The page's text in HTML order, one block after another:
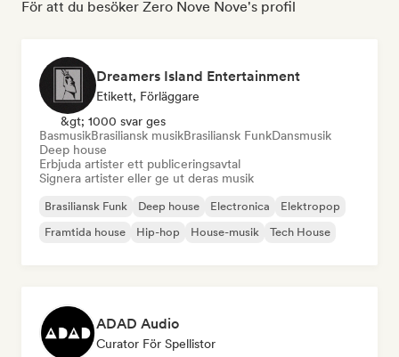
För att du besöker Zero Nove Nove's profil
Dreamers Island Entertainment
Etikett, Förläggare
&gt; 1000 svar ges
BasmusikBrasiliansk musikBrasiliansk FunkDansmusik
Deep house
Erbjuda artister ett publiceringsavtal
Signera artister eller ge ut deras musik
Brasiliansk Funk Deep house Electronica
Elektropop
Framtida house
Hip-hop House-musik Tech House
ADAD Audio
Curator För Spellistor